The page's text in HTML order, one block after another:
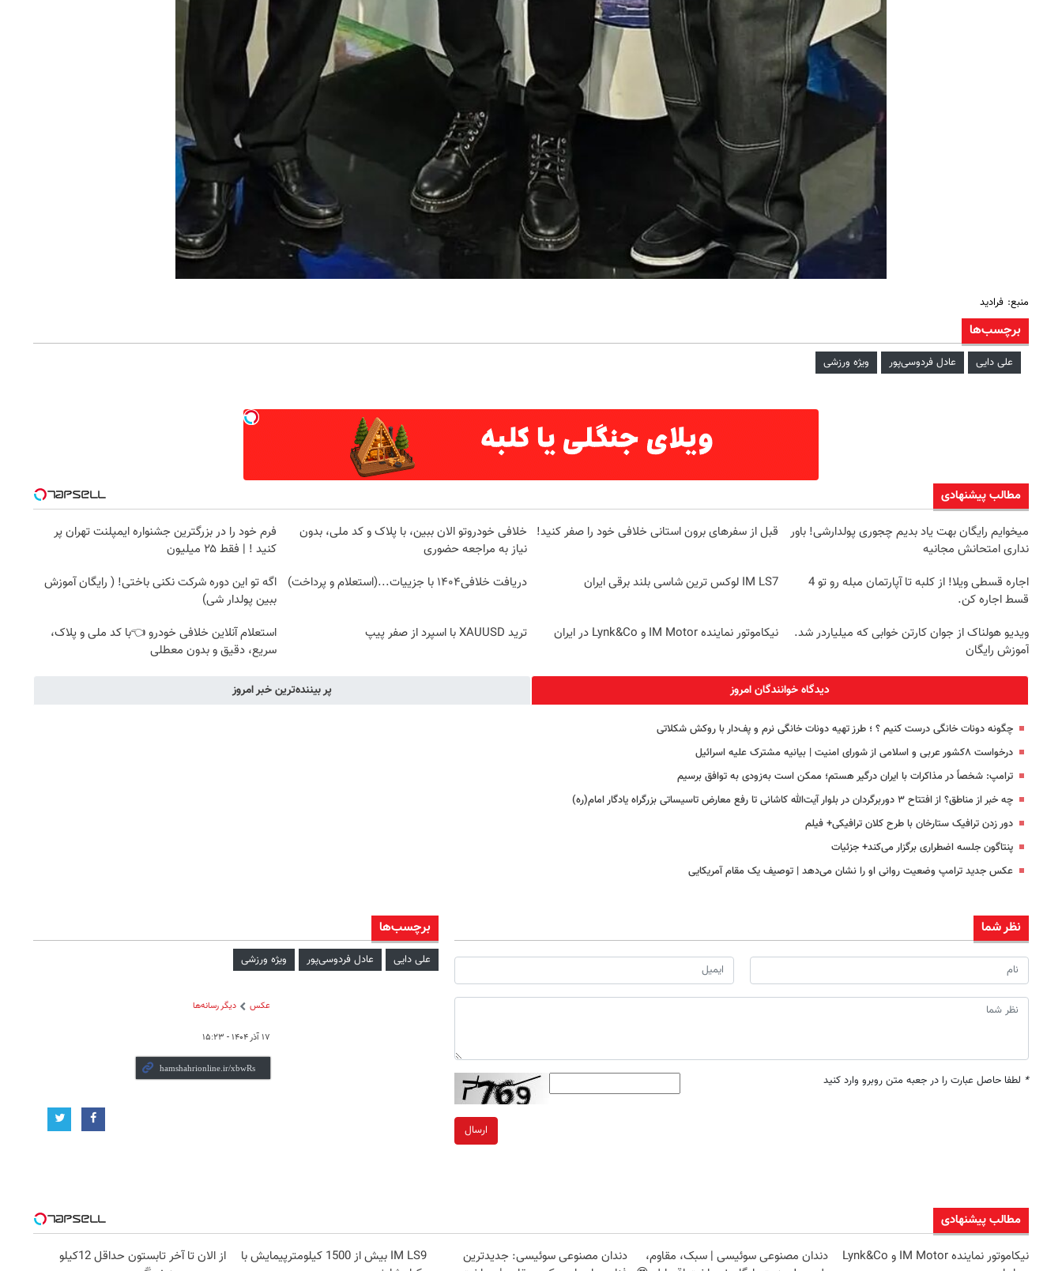
منبع: فرادید
برچسب‌ها
علی دایی عادل فردوسی‌پور ویژه ورزشی
مطالب پیشنهادی
میخوایم رایگان بهت یاد بدیم چجوری پولدارشی! باور
نداری امتحانش مجانیه
قبل از سفرهای برون استانی خلافی خود را صفر کنید!
خلافی خودروتو الان ببین، با پلاک و کد ملی، بدون
نیاز به مراجعه حضوری
فرم خود را در بزرگترین جشنواره ایمپلنت تهران پر
کنید ! | فقط ۲۵ میلیون
اجاره‌ قسطی ویلا! از کلبه تا آپارتمان مبله رو تو 4
قسط اجاره کن.
IM LS7 لوکس ترین شاسی بلند برقی ایران دریافت خلافی۱۴۰۴ با جزییات...(استعلام و پرداخت)
اگه تو این دوره شرکت نکنی باختی! ( رایگان آموزش
ببین پولدار شی)
ویدیو هولناک از جوان کارتن خوابی که میلیاردر شد.
آموزش رایگان
نیکاموتور نماینده IM Motor و Lynk&Co در ایران ترید XAUUSD با اسپرد از صفر پیپ
استعلام آنلاین خلافی خودرو 👈با کد ملی و پلاک،
سریع، دقیق و بدون معطلی
دیدگاه خوانندگان امروز پر بیننده‌ترین خبر امروز
چگونه دونات خانگی درست کنیم ؟ ؛ طرز تهیه دونات خانگی نرم و پف‌دار با روکش شکلاتی
درخواست ۸کشور عربی و اسلامی از شورای امنیت | بیانیه مشترک علیه اسرائیل
ترامپ: شخصاً در مذاکرات با ایران درگیر هستم؛ ممکن است به‌زودی به توافق برسیم
چه خبر از مناطق؟ از افتتاح ۳ دوربرگردان‌ در بلوار آیت‌الله کاشانی تا رفع معارض تاسیساتی بزرگراه یادگار امام(ره)
دور زدن ترافیک ستارخان با طرح کلان ترافیکی+ فیلم
پنتاگون جلسه اضطراری برگزار می‌کند+ جزئیات
عکس جدید ترامپ وضعیت روانی او را نشان می‌دهد | توصیف یک مقام آمریکایی
نظر شما
* لطفا حاصل عبارت را در جعبه متن روبرو وارد کنید
ارسال
برچسب‌ها
علی دایی عادل فردوسی‌پور ویژه ورزشی
عکس دیگر رسانه‌ها
۱۷ آذر ۱۴۰۴ - ۱۵:۲۳
مطالب پیشنهادی
نیکاموتور نماینده IM Motor و Lynk&Co
دندان مصنوعی سوئیسی | سبک، مقاوم،
دندان مصنوعی سوئیسی: جدیدترین
IM LS9 بیش از 1500 کیلومترپیمایش با
از الان تا آخر تابستون حداقل 12کیلو